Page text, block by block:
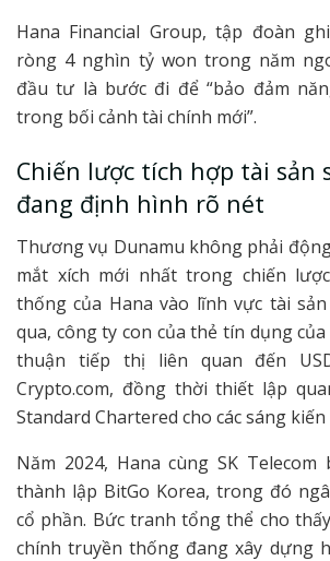
Hana Financial Group, tập đoàn
ròng 4 nghìn tỷ won trong năm
đầu tư là bước đi để “bảo đảm
trong bối cảnh tài chính mới”.
Chiến lược tích hợp tài sản
đang định hình rõ nét
Thương vụ Dunamu không phải
mắt xích mới nhất trong chiến
thống của Hana vào lĩnh vực tài
qua, công ty con của thẻ tín dụng
thuận tiếp thị liên quan đến
Crypto.com, đồng thời thiết lập
Standard Chartered cho các sáng kiến
Năm 2024, Hana cùng SK
thành lập BitGo Korea, trong đó
cổ phần. Bức tranh tổng thể cho
chính truyền thống đang xây dựng